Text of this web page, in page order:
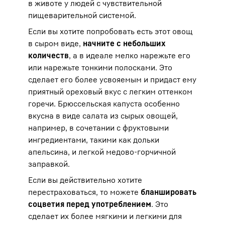
в животе у людей с чувствительной
пищеварительной системой.
Если вы хотите попробовать есть этот овощ
в сыром виде, начните с небольших
количеств, а в идеале мелко нарежьте его
или нарежьте тонкими полосками. Это
сделает его более усвояемым и придаст ему
приятный ореховый вкус с легким оттенком
горечи. Брюссельская капуста особенно
вкусна в виде салата из сырых овощей,
например, в сочетании с фруктовыми
ингредиентами, такими как дольки
апельсина, и легкой медово-горчичной
заправкой.
Если вы действительно хотите
перестраховаться, то можете бланшировать
соцветия перед употреблением. Это
сделает их более мягкими и легкими для